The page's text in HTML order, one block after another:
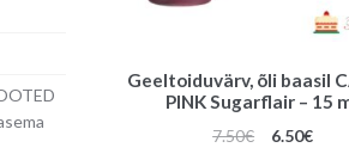
Geeltoiduvärv, õli baasil
PINK Sugarflair – 15
7.50€
Algne
6.50€